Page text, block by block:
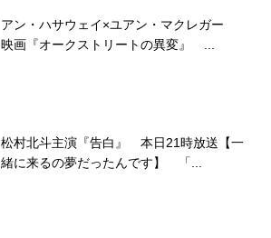
アン・ハサウェイ×ユアン・マクレガー
映画『オークストリートの異変』 ...
松村北斗主演『告白』 本日21時放送【一
緒に来るの夢だったんです】 「...